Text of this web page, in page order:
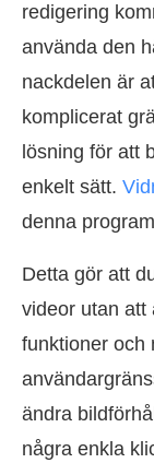
redigering
använda den
nackdelen är
komplicerat
lösning för att
enkelt sätt.
denna
Detta gör att
videor utan att
funktioner och
ändra
några enkla